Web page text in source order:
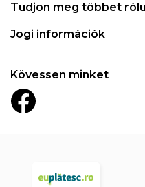
Tudjon meg többet
Jogi információk
Kövessen minket